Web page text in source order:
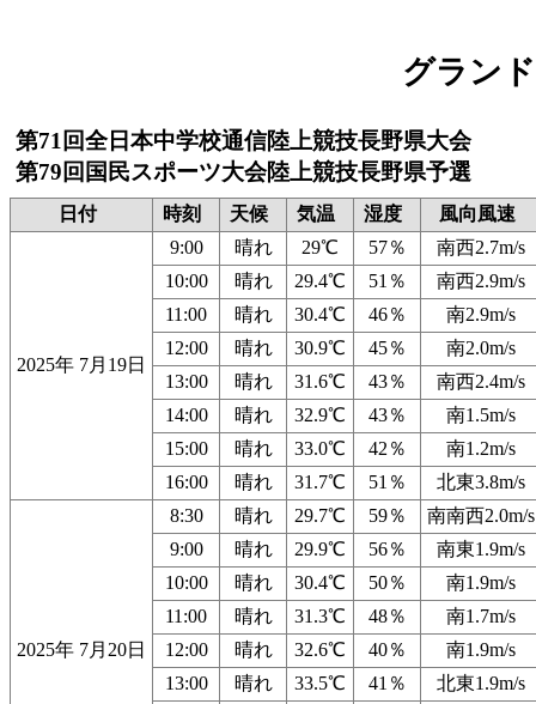
グラン
第71回全日本中学校通信陸上競技長野県大会
第79回国民スポーツ大会陸上競技長野県予選
日付 時刻 天候 気温 湿度 風向風速
2025年 7月19日
9:00 晴れ 29℃ 57％
南西2.7m/s
10:00
晴れ 29.4℃ 51％
南西2.9m/s
11:00
晴れ 30.4℃ 46％
南2.9m/s
12:00
晴れ 30.9℃ 45％
南2.0m/s
13:00
晴れ 31.6℃ 43％
南西2.4m/s
14:00
晴れ 32.9℃ 43％
南1.5m/s
15:00
晴れ 33.0℃ 42％
南1.2m/s
16:00
晴れ 31.7℃ 51％ 北東3.8m/s
2025年 7月20日
8:30 晴れ 29.7℃ 59％
南南西2.0m/s
9:00
晴れ 29.9℃ 56％
南東1.9m/s
10:00
晴れ 30.4℃ 50％
南1.9m/s
11:00
晴れ 31.3℃ 48％
南1.7m/s
12:00
晴れ 32.6℃ 40％
南1.9m/s
13:00
晴れ 33.5℃ 41％
北東1.9m/s